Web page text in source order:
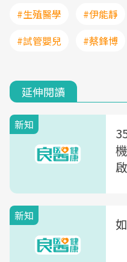
#生殖醫學 #伊能靜
#試管嬰兒
#蔡鋒博
延伸閱讀
新知
新知